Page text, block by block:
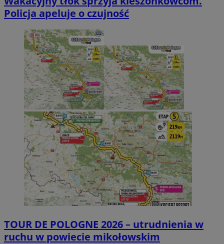
Policja apeluje o czujność
TOUR DE POLOGNE 2026 – utrudnienia w
ruchu w powiecie mikołowskim